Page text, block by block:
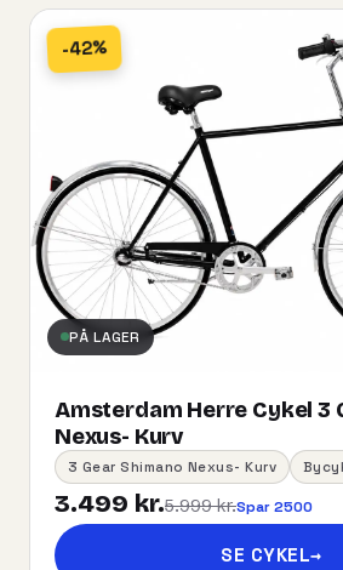
-42%
PÅ LAGER
Amsterdam Herre Cykel 3
Nexus- Kurv
3 Gear Shimano Nexus- Kurv
3.499 kr.5.999 kr.Spar 2500
SE CYKEL→